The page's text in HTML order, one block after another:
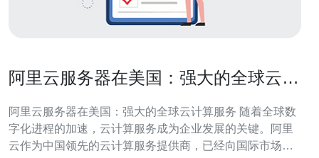
阿里云服务器在美国：强大的全球云计
阿里云服务器在美国：强大的全球云计算服务 随着全球数
字化进程的加速，云计算服务成为企业发展的关键。阿里
云作为中国领先的云计算服务提供商，已经向国际市场拓